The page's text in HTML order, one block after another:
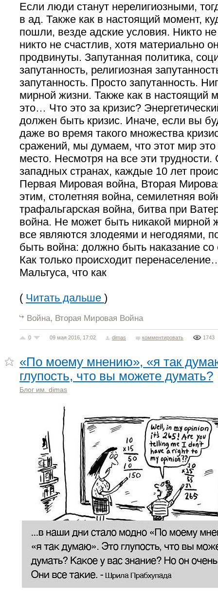
Если люди станут нерелигиозными,
в ад. Также как в настоящий момент,
пошли, везде адские условия. Никто
никто не счастлив, хотя материально
продвинуты. Запутанная политика,
запутанность, религиозная
запутанность. Просто запутанность.
мирной жизни. Также как в настоящий
это… Что это за кризис?
должен быть кризис. Иначе, если вы
даже во время такого множества
сражений, мы думаем, что этот мир
место. Несмотря на все эти
западных странах, каждые 10 лет
Первая Мировая война, Вторая
этим, столетняя война, семилетняя
трафальгарская война, битва при
война. Не может быть никакой мирной
все являются злодеями и негодяями,
быть война: должно быть наказание
Как только происходит
Мальтуса, что как
( Читать дальше )
Война, Вторая Мировая Война
0 09 мая 2016, 17:02 dimas комментировать 1743
«По моему мнению», «я так
глупость, что вы можете думать?
Блог им. dimas